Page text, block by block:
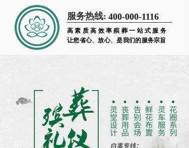
服务热线: 400-000-1116
高素质高效率殡葬一站式服务
让您省心、放心、是我们的服务宗旨